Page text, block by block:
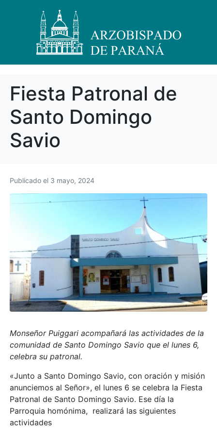
Fiesta Patronal de
Santo Domingo
Savio
Publicado el 3 mayo, 2024
Monseñor Puiggari acompañará las actividades de la
comunidad de Santo Domingo Savio que el lunes 6,
celebra su patronal.
«Junto a Santo Domingo Savio, con oración y misión
anunciemos al Señor», el lunes 6 se celebra la Fiesta
Patronal de Santo Domingo Savio. Ese día la
Parroquia homónima, realizará las siguientes
actividades